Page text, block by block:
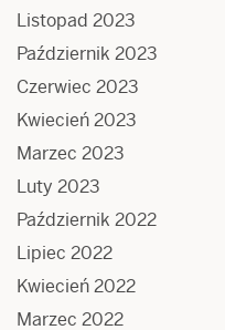
Listopad 2023
Październik 2023
Czerwiec 2023
Kwiecień 2023
Marzec 2023
Luty 2023
Październik 2022
Lipiec 2022
Kwiecień 2022
Marzec 2022